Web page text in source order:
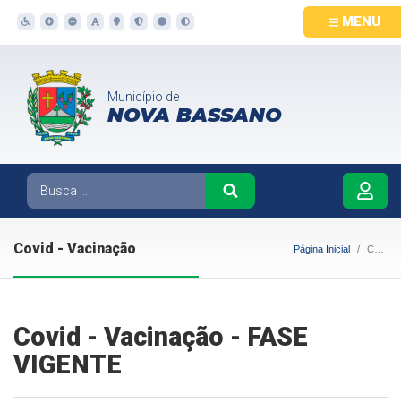
MENU
Município de
NOVA BASSANO
Covid - Vacinação Página Inicial Covid - Vacinação
Covid - Vacinação - FASE
VIGENTE